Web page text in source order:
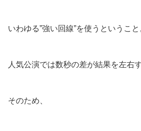
いわゆる”強い回線”を使うということ
人気公演では数秒の差が結果を左右
そのため、